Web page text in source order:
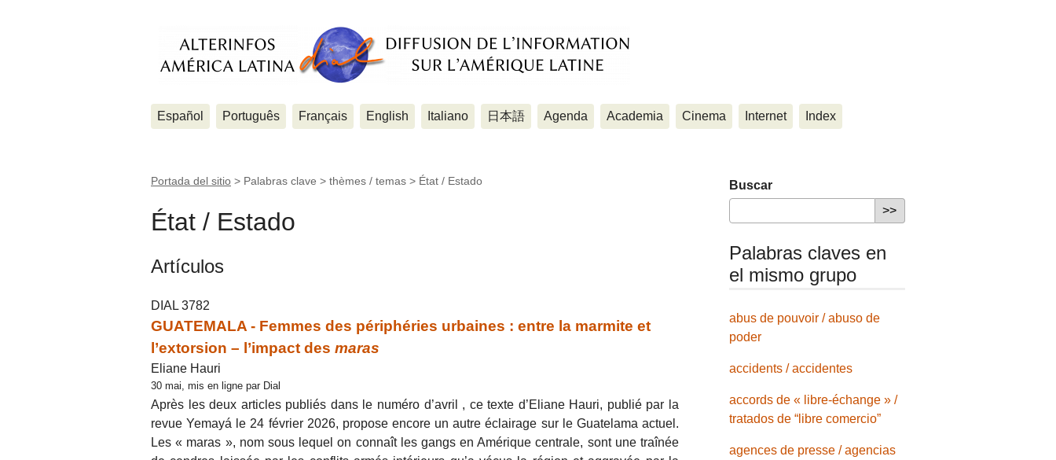
Español Português Français English Italiano 日本語 Agenda Academia Cinema Internet Index
Portada del sitio > Palabras clave > thèmes / temas > État / Estado
État / Estado
Artículos
DIAL 3782
GUATEMALA - Femmes des périphéries urbaines : entre la marmite et
l’extorsion – l’impact des maras
Eliane Hauri
30 mai, mis en ligne par Dial
Après les deux articles publiés dans le numéro d’avril , ce texte d’Eliane Hauri, publié par la
revue Yemayá le 24 février 2026, propose encore un autre éclairage sur le Guatelama actuel.
Les « maras », nom sous lequel on connaît les gangs en Amérique centrale, sont une traînée
Buscar
Palabras claves en
el mismo grupo
abus de pouvoir / abuso de
poder
accidents / accidentes
accords de « libre-échange » /
tratados de “libre comercio”
agences de presse / agencias